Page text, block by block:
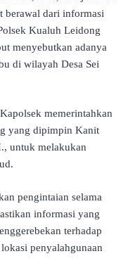
berawal dari informasi
Kualuh Leidong
menyebutkan adanya
di wilayah Desa Sei
memerintahkan
yang dipimpin Kanit
untuk melakukan
pengintaian selama
informasi yang
terhadap
penyalahgunaan